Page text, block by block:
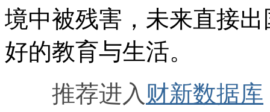
境中被残害，未来直接
好的教育与生活。
推荐进入 财新数据库